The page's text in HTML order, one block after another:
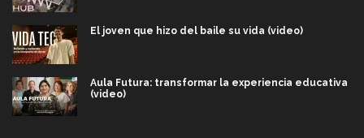
El joven que hizo del baile su vida (video)
Aula Futura: transformar la experiencia educativa
(video)